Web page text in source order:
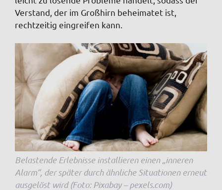
Verstand, der im Großhirn beheimatet ist,
rechtzeitig eingreifen kann.
Belastende Erlebnisse installieren einen „inneren
Alarm“, der später durch ähnliche Situationen erneut
ausgelöst wird (Foto: Pixabay – pexels.com)